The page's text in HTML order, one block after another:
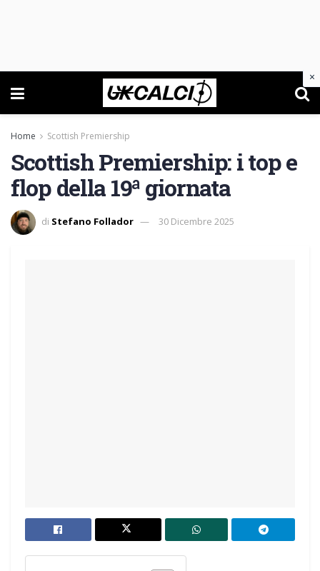
Home Scottish Premiership
Scottish Premiership: i top e
flop della 19ª giornata
di Stefano Follador 30 Dicembre 2025
×